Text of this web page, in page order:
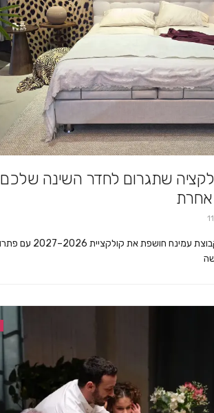
שתגרום לחדר השינה שלכם
אחרת